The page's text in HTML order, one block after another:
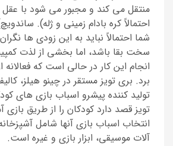
منتقل می کند و مجبور می شود با عقل
احتمالاً کره بادام زمینی و ژله).
شما احتمالاً نباید به این زودی ها
سخت بقا باشد، اما بخشی از لذت
انجام این کار در حالی است که
برد. بری تویز مستقر در چینو هیلز،
تولید کننده پیشرو اسباب بازی های
تویز قصد دارد کودکان را از طریق
انتخاب اسباب بازی آنها شامل
آلات موسیقی، ابزار بازی و غیره است.